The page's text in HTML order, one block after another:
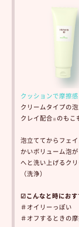
クッションで摩擦
クリームタイプの
クレイ配合 ※ のもこ
泡立ててからフェ
かいボリューム泡
へと洗い上げるク
（洗浄）
☑こんなと時におす
＃オイリーっぽい
＃オフするときの